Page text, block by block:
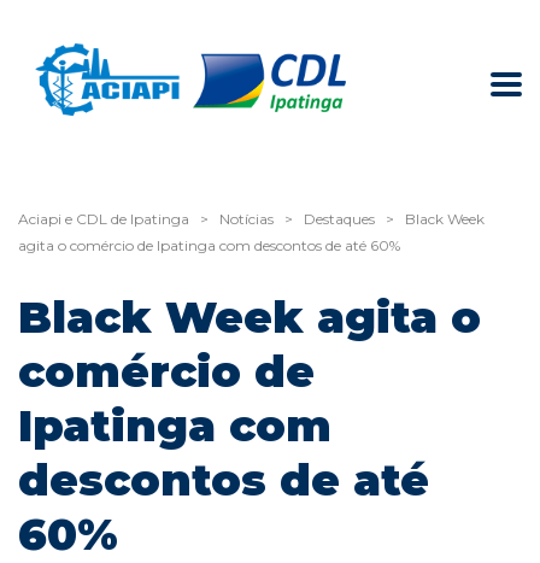
Aciapi e CDL de Ipatinga > Notícias > Destaques >
Black Week
agita o comércio de Ipatinga com descontos de até 60%
Black Week agita o
comércio de
Ipatinga com
descontos de até
60%